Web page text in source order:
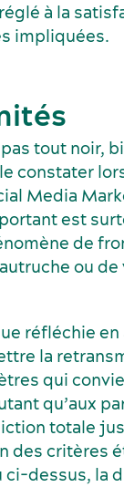
à la
impliquées.
tout noir,
constater
Media
est
de
ou
réfléchie en
la
qui
qu’aux
totale
des critères
ci-dessus, la